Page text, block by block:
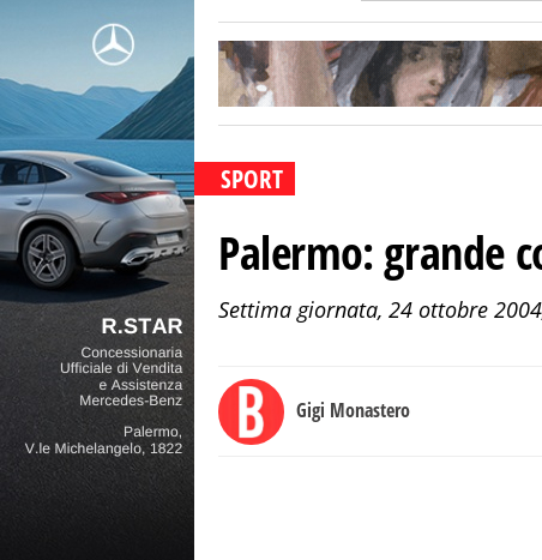
SPORT
Palermo: grande
Settima giornata, 24 ottobre
Gigi Monastero